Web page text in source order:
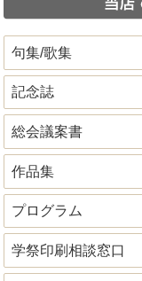
句集/歌集
記念誌
総会議案書
作品集
プログラム
学祭印刷相談窓口